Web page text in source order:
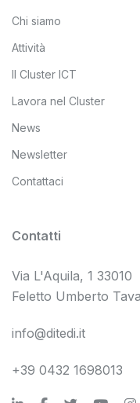
Chi siamo
Attività
Il Cluster ICT
Lavora nel Cluster
News
Newsletter
Contattaci
Contatti
Via L'Aquila, 1 33010
Feletto Umberto
info@ditedi.it
+39 0432 1698013